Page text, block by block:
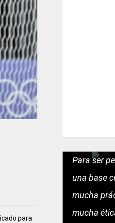
para
Para ser
una base
mucha
mucha